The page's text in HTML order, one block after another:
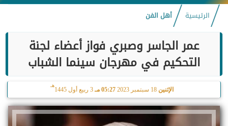
الرئيسية أهل الفن
عمر الجاسر وصبري فواز أعضاء لجنة
التحكيم في مهرجان سينما الشباب
الإثنين 05:27 مـ 3 ربيع أول 1445
هـ